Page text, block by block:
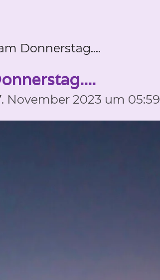
Donnerstag....
November 2023 um 05:59